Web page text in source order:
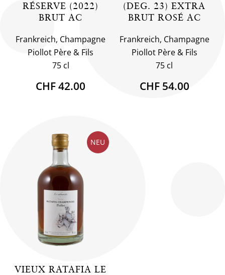
RÉSERVE (2022)
BRUT AC
Frankreich, Champagne
Piollot Père & Fils
75 cl
CHF 42.00
(DEG. 23) EXTRA
BRUT ROSÉ AC
Frankreich, Champagne
Piollot Père & Fils
75 cl
CHF 54.00
NEU
VIEUX RATAFIA LE